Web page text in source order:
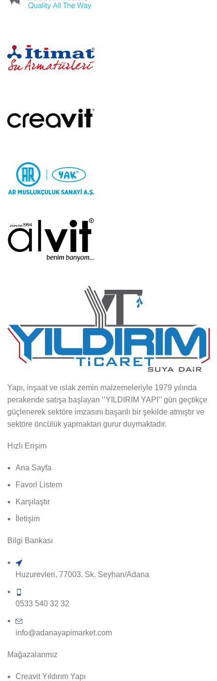
Yapı, inşaat ve ıslak zemin malzemeleriyle 1979 yılında
perakende satışa başlayan ‘’YILDIRIM YAPI’’ gün geçtikçe
güçlenerek sektöre imzasını başarılı bir şekilde atmıştır ve
sektöre öncülük yapmaktan gurur duymaktadır.
Hızlı Erişim
Ana Sayfa
Favori Listem
Karşılaştır
İletişim
Bilgi Bankası
Huzurevleri, 77003. Sk. Seyhan/Adana
0533 540 32 32
info@adanayapimarket.com
Mağazalarımız
Creavit Yıldırım Yapı